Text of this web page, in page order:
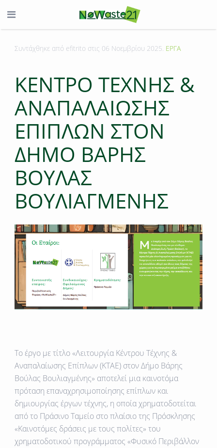
Συντάχθηκε από efitrito στις 06 Νοεμβρίου 2025. ΕΡΓΑ
KENTΡΟ ΤΕΧΝΗΣ &
ΑΝΑΠΑΛΑΙΩΣΗΣ
ΕΠΙΠΛΩΝ ΣΤΟΝ
ΔΗΜΟ ΒΑΡΗΣ
ΒΟΥΛΑΣ
ΒΟΥΛΙΑΓΜΕΝΗΣ
Το έργο με τίτλο «Λειτουργία Κέντρου Τέχνης &
Αναπαλαίωσης Επίπλων (ΚΤΑΕ) στον Δήμο Βάρης
Βούλας Βουλιαγμένης» αποτελεί μια καινοτόμα
πρόταση επαναχρησιμοποίησης επίπλων και
δημιουργίας έργων τέχνης, η οποία χρηματοδοτείται
από το Πράσινο Ταμείο στο πλαίσιο της Πρόσκλησης
«Καινοτόμες δράσεις με τους πολίτες» του
χρηματοδοτικού προγράμματος «Φυσικό Περιβάλλον